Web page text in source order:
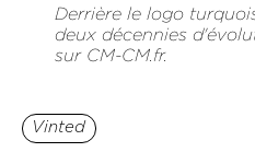
Derrière le logo
deux décennies
sur CM-CM.fr.
Vinted